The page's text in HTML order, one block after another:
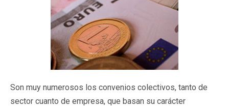
Son muy numerosos los convenios colectivos, tanto de
sector cuanto de empresa, que basan su carácter